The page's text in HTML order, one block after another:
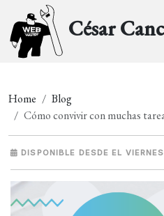
César
Home
Blog
Cómo convivir con muchas
DISPONIBLE DESDE EL